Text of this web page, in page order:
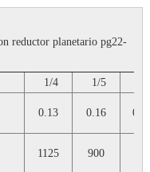
reductor planetario pg22-
1/4 1/5
0.13 0.16
1125 900